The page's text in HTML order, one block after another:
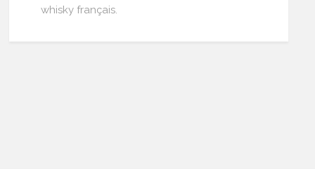
whisky français.